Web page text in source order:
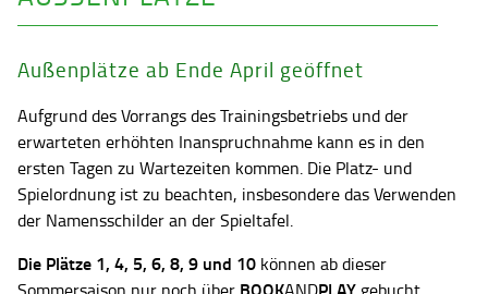
Außenplätze ab Ende April geöffnet
Aufgrund des Vorrangs des Trainingsbetriebs und der
erwarteten erhöhten Inanspruchnahme kann es in den
ersten Tagen zu Wartezeiten kommen. Die Platz- und
Spielordnung ist zu beachten, insbesondere das Verwenden
der Namensschilder an der Spieltafel.
Die Plätze 1, 4, 5, 6, 8, 9 und 10 können ab dieser